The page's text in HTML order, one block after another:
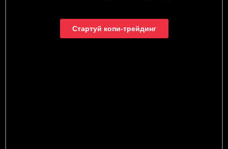
Стартуй копи‑трейдинг